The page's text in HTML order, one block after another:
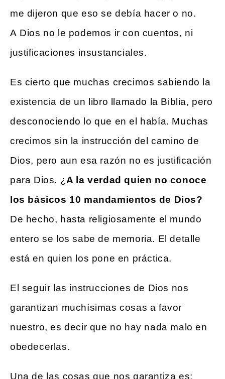
me dijeron que eso se debía hacer o no.
A Dios no le podemos ir con cuentos, ni
justificaciones insustanciales.
Es cierto que muchas crecimos sabiendo la
existencia de un libro llamado la Biblia, pero
desconociendo lo que en el había. Muchas
crecimos sin la instrucción del camino de
Dios, pero aun esa razón no es justificación
para Dios. ¿ A la verdad quien no conoce
los básicos 10 mandamientos de Dios?
De hecho, hasta religiosamente el mundo
entero se los sabe de memoria. El detalle
está en quien los pone en práctica.
El seguir las instrucciones de Dios nos
garantizan muchísimas cosas a favor
nuestro, es decir que no hay nada malo en
obedecerlas.
Una de las cosas que nos garantiza es: